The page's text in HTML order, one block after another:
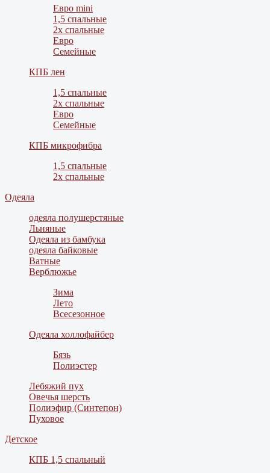
Евро mini
1,5 спальные
2х спальные
Евро
Семейные
КПБ лен
1,5 спальные
2х спальные
Евро
Семейные
КПБ микрофибра
1,5 спальные
2х спальные
Одеяла
одеяла полушерстяные
Льняные
Одеяла из бамбука
одеяла байковые
Ватные
Верблюжье
Зима
Лето
Всесезонное
Одеяла холлофайбер
Бязь
Полиэстер
Лебяжий пух
Овечья шерсть
Полиэфир (Синтепон)
Пуховое
Детское
КПБ 1,5 спальный